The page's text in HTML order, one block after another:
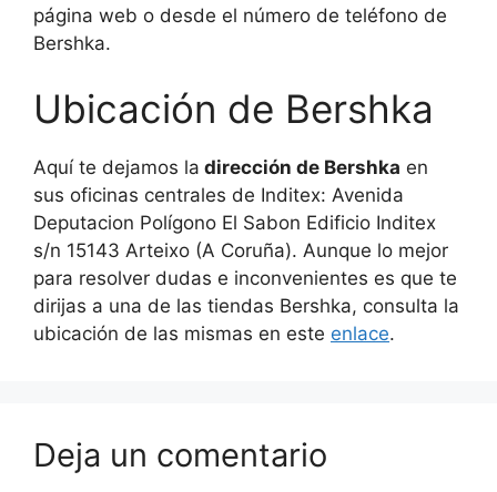
página web o desde el número de teléfono de
Bershka.
Ubicación de Bershka
Aquí te dejamos la dirección de Bershka en
sus oficinas centrales de Inditex: Avenida
Deputacion Polígono El Sabon Edificio Inditex
s/n 15143 Arteixo (A Coruña). Aunque lo mejor
para resolver dudas e inconvenientes es que te
dirijas a una de las tiendas Bershka, consulta la
ubicación de las mismas en este enlace.
Deja un comentario